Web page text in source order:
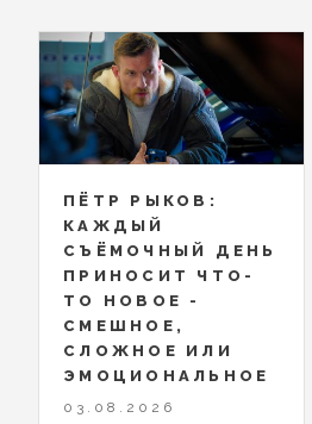
ПЁТР РЫКОВ:
КАЖДЫЙ
СЪЁМОЧНЫЙ ДЕНЬ
ПРИНОСИТ ЧТО-
ТО НОВОЕ -
СМЕШНОЕ,
СЛОЖНОЕ ИЛИ
ЭМОЦИОНАЛЬНОЕ
03.08.2026